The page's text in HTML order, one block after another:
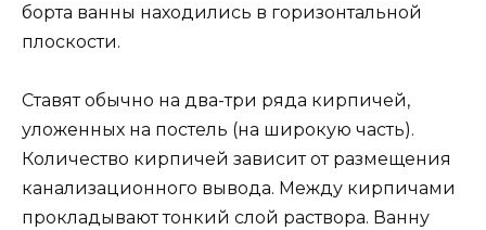
борта ванны находились в горизонтальной
плоскости.
Ставят обычно на два-три ряда кирпичей,
уложенных на постель (на широкую часть).
Количество кирпичей зависит от размещения
канализационного вывода. Между кирпичами
прокладывают тонкий слой раствора. Ванну